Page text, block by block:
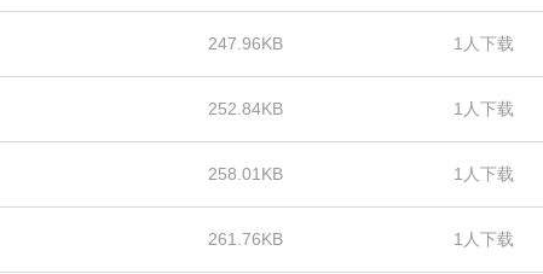
247.96KB 1人下载
252.84KB 1人下载
258.01KB 1人下载
261.76KB 1人下载